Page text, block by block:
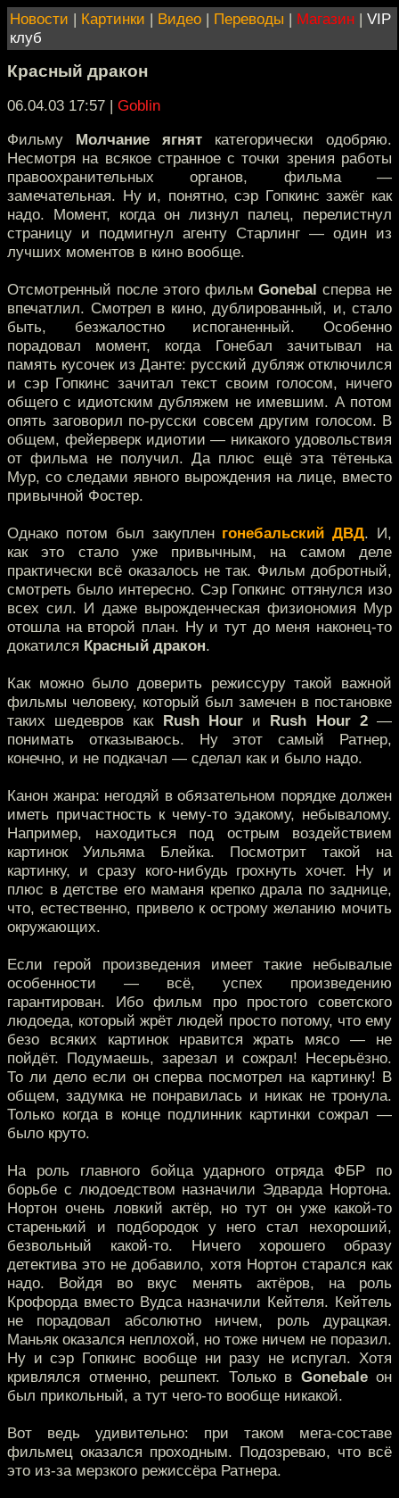
Новости | Картинки | Видео | Переводы | Магазин | VIP
клуб
Красный дракон
06.04.03 17:57 | Goblin
Фильму Молчание ягнят категорически одобряю.
Несмотря на всякое странное с точки зрения работы
правоохранительных органов, фильма —
замечательная. Ну и, понятно, сэр Гопкинс зажёг как
надо. Момент, когда он лизнул палец, перелистнул
страницу и подмигнул агенту Старлинг — один из
лучших моментов в кино вообще.
Отсмотренный после этого фильмGonebal сперва не
впечатлил. Смотрел в кино, дублированный, и, стало
быть, безжалостно испоганенный. Особенно
порадовал момент, когда Гонебал зачитывал на
память кусочек из Данте: русский дубляж отключился
и сэр Гопкинс зачитал текст своим голосом, ничего
общего с идиотским дубляжем не имевшим. А потом
опять заговорил по-русски совсем другим голосом. В
общем, фейерверк идиотии — никакого удовольствия
от фильма не получил. Да плюс ещё эта тётенька
Мур, со следами явного вырождения на лице, вместо
привычной Фостер.
Однако потом был закуплен гонебальский ДВД. И,
как это стало уже привычным, на самом деле
практически всё оказалось не так. Фильм добротный,
смотреть было интересно. Сэр Гопкинс оттянулся изо
всех сил. И даже вырожденческая физиономия Мур
отошла на второй план. Ну и тут до меня наконец-то
докатился Красный дракон.
Как можно было доверить режиссуру такой важной
фильмы человеку, который был замечен в постановке
таких шедевров как Rush Hourи Rush Hour 2—
понимать отказываюсь. Ну этот самый Ратнер,
конечно, и не подкачал — сделал как и было надо.
Канон жанра: негодяй в обязательном порядке должен
иметь причастность к чему-то эдакому, небывалому.
Например, находиться под острым воздействием
картинок Уильяма Блейка. Посмотрит такой на
картинку, и сразу кого-нибудь грохнуть хочет. Ну и
плюс в детстве его маманя крепко драла по заднице,
что, естественно, привело к острому желанию мочить
окружающих.
Если герой произведения имеет такие небывалые
особенности — всё, успех произведению
гарантирован. Ибо фильм про простого советского
людоеда, который жрёт людей просто потому, что ему
безо всяких картинок нравится жрать мясо — не
пойдёт. Подумаешь, зарезал и сожрал! Несерьёзно.
То ли дело если он сперва посмотрел на картинку! В
общем, задумка не понравилась и никак не тронула.
Только когда в конце подлинник картинки сожрал —
было круто.
На роль главного бойца ударного отряда ФБР по
борьбе с людоедством назначили Эдварда Нортона.
Нортон очень ловкий актёр, но тут он уже какой-то
старенький и подбородок у него стал нехороший,
безвольный какой-то. Ничего хорошего образу
детектива это не добавило, хотя Нортон старался как
надо. Войдя во вкус менять актёров, на роль
Крофорда вместо Вудса назначили Кейтеля. Кейтель
не порадовал абсолютно ничем, роль дурацкая.
Маньяк оказался неплохой, но тоже ничем не поразил.
Ну и сэр Гопкинс вообще ни разу не испугал. Хотя
кривлялся отменно, решпект. Только в Gonebaleон
был прикольный, а тут чего-то вообще никакой.
Вот ведь удивительно: при таком мега-составе
фильмец оказался проходным. Подозреваю, что всё
это из-за мерзкого режиссёра Ратнера.